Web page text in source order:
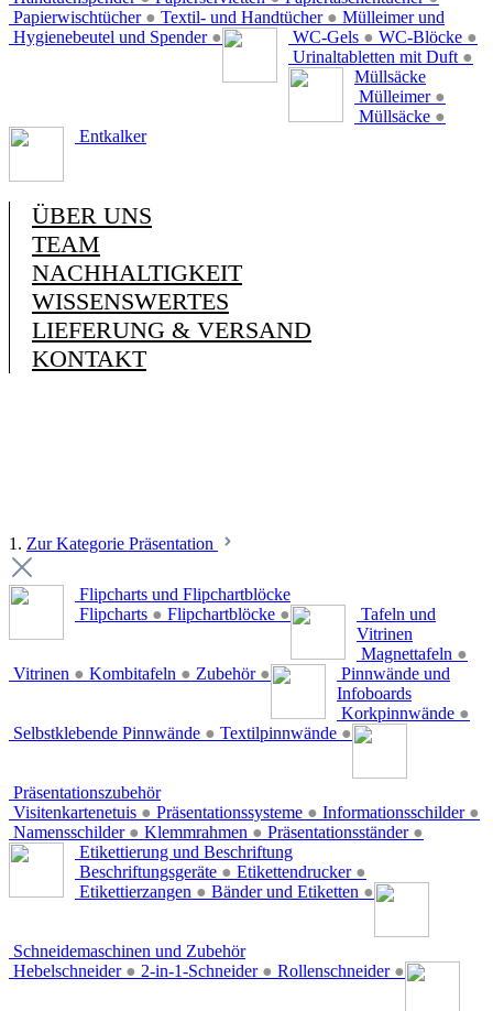
Papierwischtücher ● Textil- und Handtücher ●
Hygienebeutel und Spender ● WC-Gels ● WC-Blöcke ●
Urinaltabletten mit Duft ●
Mülleimer und
Müllsäcke
Mülleimer ●
Müllsäcke ●
Entkalker
ÜBER UNS
TEAM
NACHHALTIGKEIT
WISSENSWERTES
LIEFERUNG & VERSAND
KONTAKT
1. Zur Kategorie Präsentation
Flipcharts und Flipchartblöcke
Flipcharts ● Flipchartblöcke ●
Tafeln und
Vitrinen
Magnettafeln ●
Vitrinen ● Kombitafeln ● Zubehör ●
Pinnwände und
Infoboards
Korkpinnwände ●
Selbstklebende Pinnwände ● Textilpinnwände ●
Präsentationszubehör
Visitenkartenetuis ● Präsentationssysteme ● Informationsschilder ●
Namensschilder ● Klemmrahmen ● Präsentationsständer ●
Etikettierung und Beschriftung
Beschriftungsgeräte ● Etikettendrucker ●
Etikettierzangen ● Bänder und Etiketten ●
Schneidemaschinen und Zubehör
Hebelschneider ● 2-in-1-Schneider ● Rollenschneider ●